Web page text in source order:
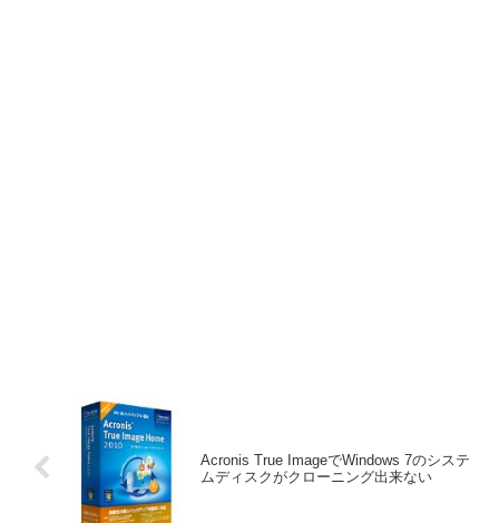
Acronis True ImageでWindows 7のシステ
ムディスクがクローニング出来ない